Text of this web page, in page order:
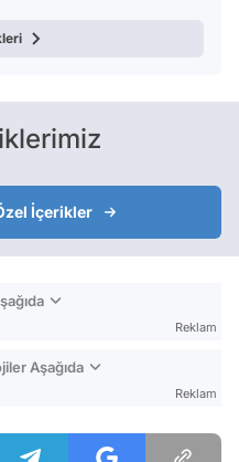
İçerikler
Reklam
Aşağıda
Reklam